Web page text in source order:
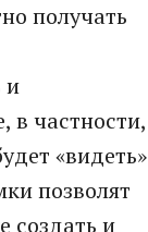
получать
и
в частности,
«видеть»
позволят
создать и